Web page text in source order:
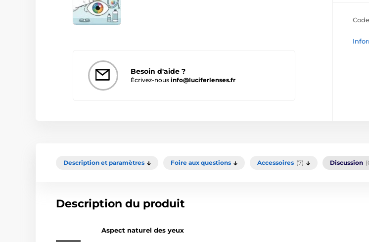
Besoin d'aide ?
Écrivez-nous info@luciferlenses.fr
Description et paramètres Foire aux questions Accessoires (7) Discussion
Description du produit
Aspect naturel des yeux